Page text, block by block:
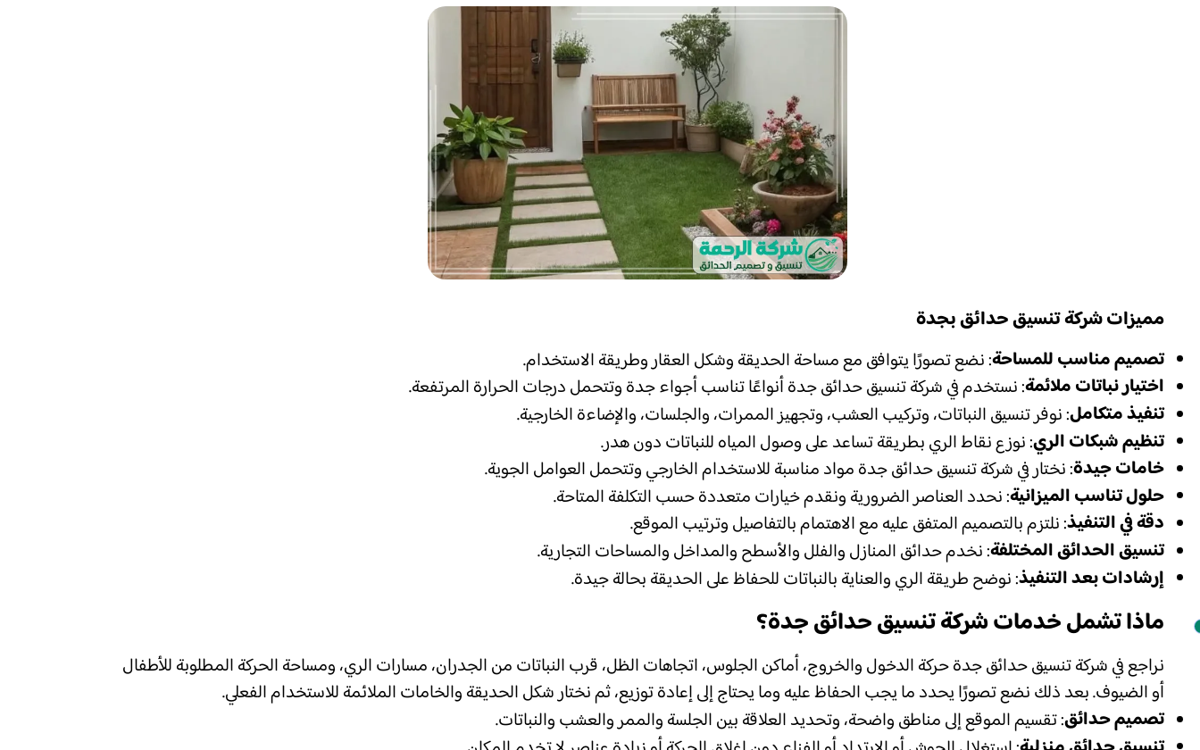
مميزات شركة تنسيق حدائق بجدة
تصميم مناسب للمساحة: نضع تصورًا يتوافق مع مساحة الحديقة وشكل العقار وطريقة الاستخدام.
اختيار نباتات ملائمة: نستخدم في شركة تنسيق حدائق جدة أنواعًا تناسب أجواء جدة وتتحمل درجات الحرارة المرتفعة.
تنفيذ متكامل: نوفر تنسيق النباتات، وتركيب العشب، وتجهيز الممرات، والجلسات، والإضاءة الخارجية.
تنظيم شبكات الري: نوزع نقاط الري بطريقة تساعد على وصول المياه للنباتات دون هدر.
خامات جيدة: نختار في شركة تنسيق حدائق جدة مواد مناسبة للاستخدام الخارجي وتتحمل العوامل الجوية.
حلول تناسب الميزانية: نحدد العناصر الضرورية ونقدم خيارات متعددة حسب التكلفة المتاحة.
دقة في التنفيذ: نلتزم بالتصميم المتفق عليه مع الاهتمام بالتفاصيل وترتيب الموقع.
تنسيق الحدائق المختلفة: نخدم حدائق المنازل والفلل والأسطح والمداخل والمساحات التجارية.
إرشادات بعد التنفيذ: نوضح طريقة الري والعناية بالنباتات للحفاظ على الحديقة بحالة جيدة.
ماذا تشمل خدمات شركة تنسيق حدائق جدة؟
نراجع في شركة تنسيق حدائق جدة حركة الدخول والخروج، أماكن الجلوس، اتجاهات الظل، قرب النباتات من الجدران، مسارات الري، ومساحة الحركة المطلوبة للأطفال
أو الضيوف. بعد ذلك نضع تصورًا يحدد ما يجب الحفاظ عليه وما يحتاج إلى إعادة توزيع، ثم نختار شكل الحديقة والخامات الملائمة للاستخدام الفعلي.
تصميم حدائق: تقسيم الموقع إلى مناطق واضحة، وتحديد العلاقة بين الجلسة والممر والعشب والنباتات.